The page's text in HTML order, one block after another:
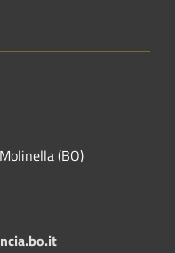
(BO)